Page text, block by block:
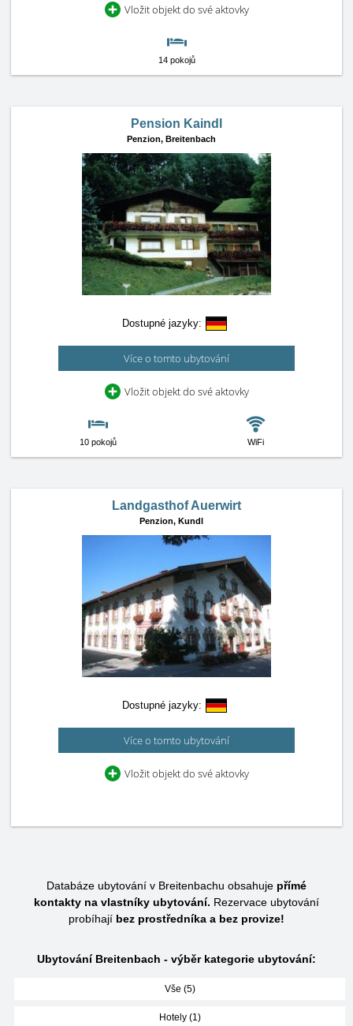
Vložit objekt do své aktovky
14 pokojů
Pension Kaindl
Penzion, Breitenbach
Dostupné jazyky:
Více o tomto ubytování
Vložit objekt do své aktovky
10 pokojů WiFi
Landgasthof Auerwirt
Penzion, Kundl
Dostupné jazyky:
Více o tomto ubytování
Vložit objekt do své aktovky
Databáze ubytování v Breitenbachu obsahuje přímé
kontakty na vlastníky ubytování. Rezervace ubytování
probíhají bez prostředníka a bez provize!
Ubytování Breitenbach - výběr kategorie ubytování:
Vše (5)
Hotely (1)